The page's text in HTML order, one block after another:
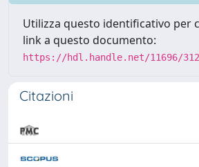
Utilizza questo identificativo per
link a questo documento:
https://hdl.handle.net/11696/
Citazioni